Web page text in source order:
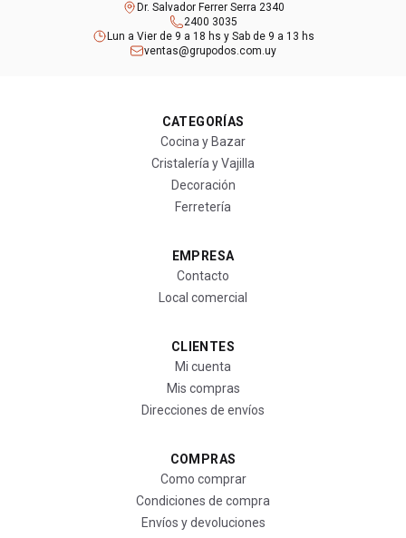
Dr. Salvador Ferrer Serra 2340
2400 3035
Lun a Vier de 9 a 18 hs y Sab de 9 a 13 hs
ventas@grupodos.com.uy
CATEGORÍAS
Cocina y Bazar
Cristalería y Vajilla
Decoración
Ferretería
EMPRESA
Contacto
Local comercial
CLIENTES
Mi cuenta
Mis compras
Direcciones de envíos
COMPRAS
Como comprar
Condiciones de compra
Envíos y devoluciones